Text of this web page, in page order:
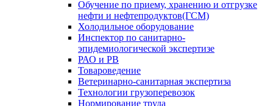
Обучение по приему, хранению и отгрузке
нефти и нефтепродуктов(ГСМ)
Холодильное оборудование
Инспектор по санитарно-
эпидемиологической экспертизе
РАО и РВ
Товароведение
Ветеринарно-санитарная экспертиза
Технологии грузоперевозок
Нормирование труда